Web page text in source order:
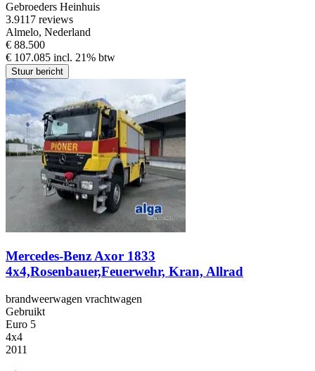
Gebroeders Heinhuis
3.9117 reviews
Almelo, Nederland
€ 88.500
€ 107.085 incl. 21% btw
Stuur bericht
Mercedes-Benz Axor 1833
4x4,Rosenbauer,Feuerwehr, Kran, Allrad
brandweerwagen vrachtwagen
Gebruikt
Euro 5
4x4
2011